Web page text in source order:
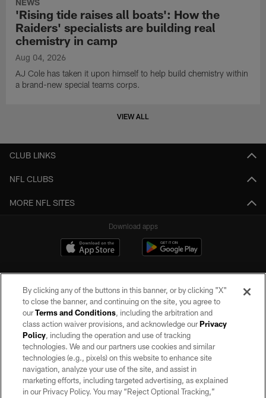
NEWS
'Rising tide raises all boats': How the
Raiders' specialists are building real
chemistry in camp
Aug 04, 2026
AJ Cole has taken it upon himself to help build chemistry within
a brand-new special teams corps.
VIEW ALL
CLUB LINKS
NFL CLUBS
MORE NFL SITES
Download apps
©2026 by the Las Vegas Raiders. All rights reserved. No portion of this site
may be reproduced without the express written permission of the Las Vegas
Raiders.
PRIVACY POLICY
TERMS OF SERVICE
By clicking any of the buttons in this banner, or by clicking "X"
to close the banner, and continuing on the site, you agree to
ourTerms and Conditions, including the arbitration and
class action waiver provisions, and acknowledge ourPrivacy
Policy, including the operation and use of tracking
technologies. We and our partners use cookies and similar
technologies (e.g., pixels) on this website to enhance site
navigation, analyze your use of the site, and assist in
marketing efforts, including targeted advertising, as explained
in our Privacy Policy. You may “Reject Optional Tracking,”